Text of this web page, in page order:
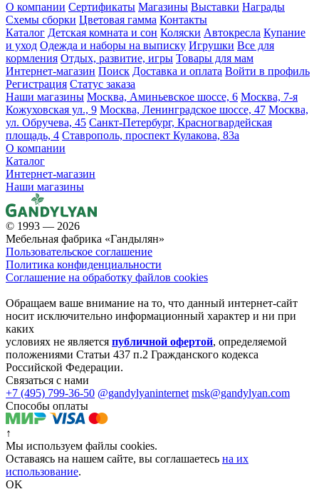
О компании Сертификаты Магазины Выставки Награды
Схемы сборки Цветовая гамма Контакты
Каталог Детская комната и сон Коляски Автокресла Купание
и уход Одежда и наборы на выписку Игрушки Все для
кормления Отдых, развитие, игры Товары для мам
Интернет-магазин Поиск Доставка и оплата Войти в профиль
Регистрация Статус заказа
Наши магазины Москва, Аминьевское шоссе, 6 Москва, 7-я
Кожуховская ул., 9 Москва, Ленинградское шоссе, 47 Москва,
ул. Обручева, 45 Санкт-Петербург, Красногвардейская
площадь, 4 Ставрополь, проспект Кулакова, 83а
О компании
Каталог
Интернет-магазин
Наши магазины
© 1993 — 2026
Мебельная фабрика «Гандылян»
Пользовательское соглашение
Политика конфиденциальности
Соглашение на обработку файлов cookies
Обращаем ваше внимание на то, что данный интернет-сайт
носит исключительно информационный характер и ни при
каких
условиях не является публичной офертой, определяемой
положениями Статьи 437 п.2 Гражданского кодекса
Российской Федерации.
Связаться с нами
+7 (495) 799-36-50 @gandylyaninternet msk@gandylyan.com
Способы оплаты
↑
Мы используем файлы cookies.
Оставаясь на нашем сайте, вы соглашаетесь на их
использование.
OK